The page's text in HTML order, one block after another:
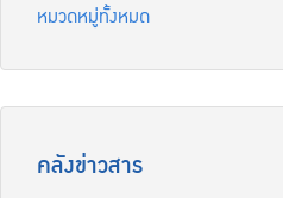
หมวดหมู่ทั้งหมด
คลังข่าวสาร